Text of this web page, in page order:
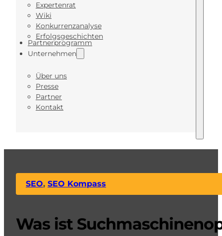
Expertenrat
Wiki
Konkurrenzanalyse
Erfolgsgeschichten
Partnerprogramm
Unternehmen
Über uns
Presse
Partner
Kontakt
SEO, SEO Kompass
Was ist